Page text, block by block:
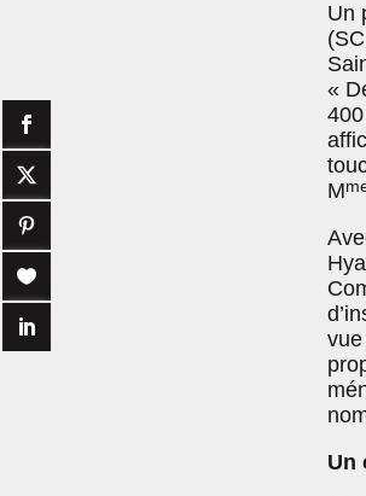
Un
«
M
Un